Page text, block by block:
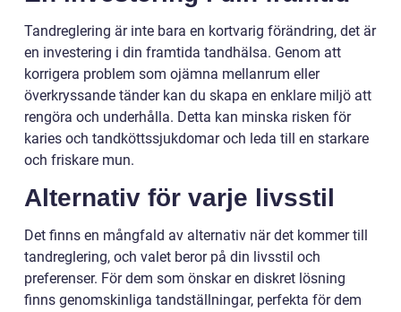
Tandreglering är inte bara en kortvarig förändring, det är
en investering i din framtida tandhälsa. Genom att
korrigera problem som ojämna mellanrum eller
överkryssande tänder kan du skapa en enklare miljö att
rengöra och underhålla. Detta kan minska risken för
karies och tandköttssjukdomar och leda till en starkare
och friskare mun.
Alternativ för varje livsstil
Det finns en mångfald av alternativ när det kommer till
tandreglering, och valet beror på din livsstil och
preferenser. För dem som önskar en diskret lösning
finns genomskinliga tandställningar, perfekta för dem